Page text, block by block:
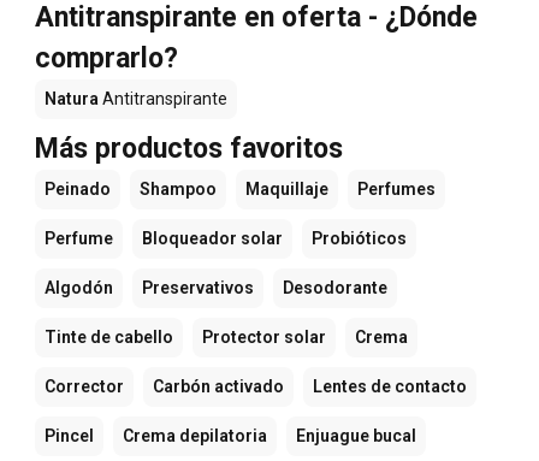
Antitranspirante en oferta - ¿Dónde
comprarlo?
NaturaAntitranspirante
Más productos favoritos
Peinado Shampoo Maquillaje Perfumes
Perfume Bloqueador solar Probióticos
Algodón Preservativos Desodorante
Tinte de cabello Protector solar Crema
Corrector Carbón activado Lentes de contacto
Pincel Crema depilatoria Enjuague bucal